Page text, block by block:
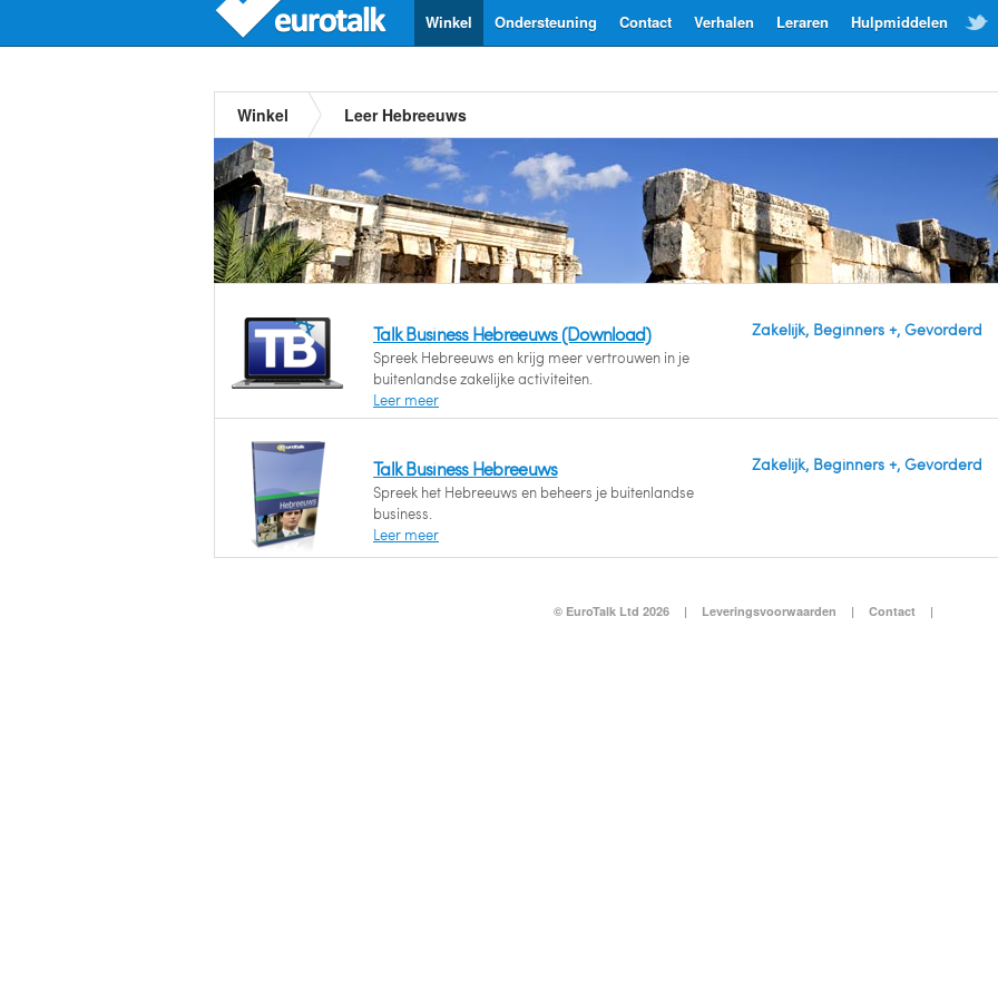
Hulpmiddelen
Leraren
Verhalen
Contact
Ondersteuning
Winkel
Winkel Leer Hebreeuws
Talk Business Hebreeuws (Download)
Spreek Hebreeuws en krijg meer vertrouwen in je
buitenlandse zakelijke activiteiten.
Leer meer
Zakelijk, Beginners +, Gevorderd
Talk Business Hebreeuws
Spreek het Hebreeuws en beheers je buitenlandse
business.
Leer meer
Zakelijk, Beginners +, Gevorderd
© EuroTalk Ltd 2026 | Leveringsvoorwaarden | Contact |